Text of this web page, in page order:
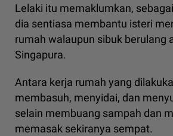
Lelaki itu memaklumkan,
dia sentiasa membantu isteri
rumah walaupun sibuk berulang
Singapura.
Antara kerja rumah yang
membasuh, menyidai, dan
selain membuang sampah dan
memasak sekiranya sempat.